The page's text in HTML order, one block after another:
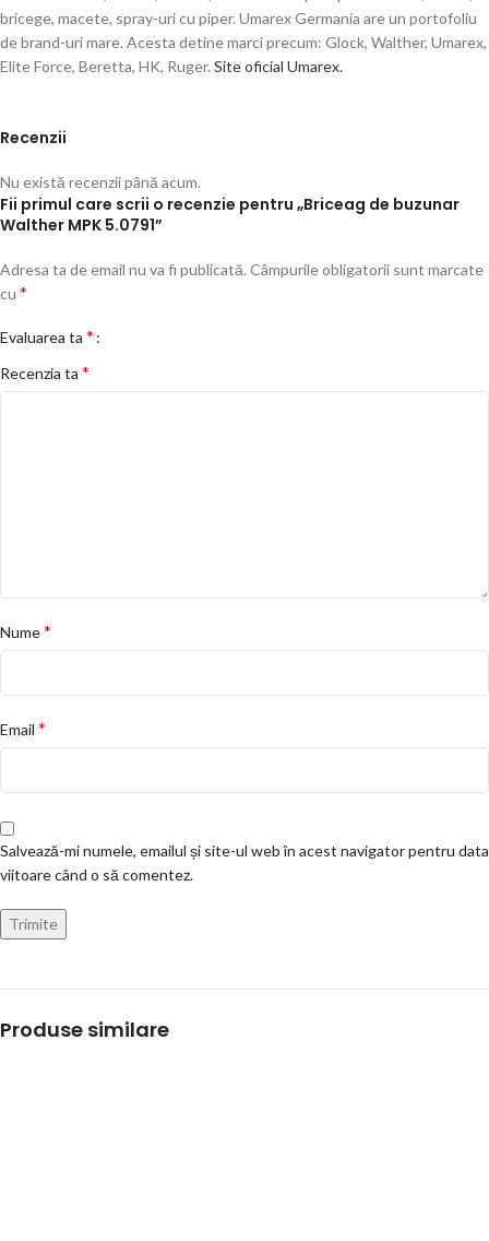
bricege, macete, spray-uri cu piper. Umarex Germania are un portofoliu
de brand-uri mare. Acesta detine marci precum: Glock, Walther, Umarex,
Elite Force, Beretta, HK, Ruger. Site oficial Umarex.
Recenzii
Nu există recenzii până acum.
Fii primul care scrii o recenzie pentru „Briceag de buzunar
Walther MPK 5.0791”
Adresa ta de email nu va fi publicată. Câmpurile obligatorii sunt marcate
cu *
Evaluarea ta *
Recenzia ta *
Nume*
Email *
Salvează-mi numele, emailul și site-ul web în acest navigator pentru data
viitoare când o să comentez.
Produse similare